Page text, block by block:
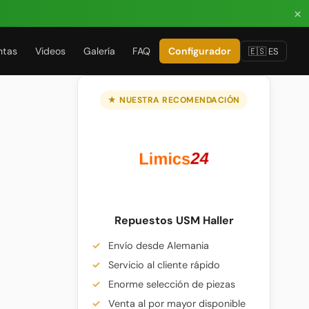
×
Videos Galería FAQ Configurador 🇪🇸 ES
★ NUESTRA RECOMENDACIÓN
Repuestos USM Haller
Envío desde Alemania
Servicio al cliente rápido
Enorme selección de piezas
Venta al por mayor disponible